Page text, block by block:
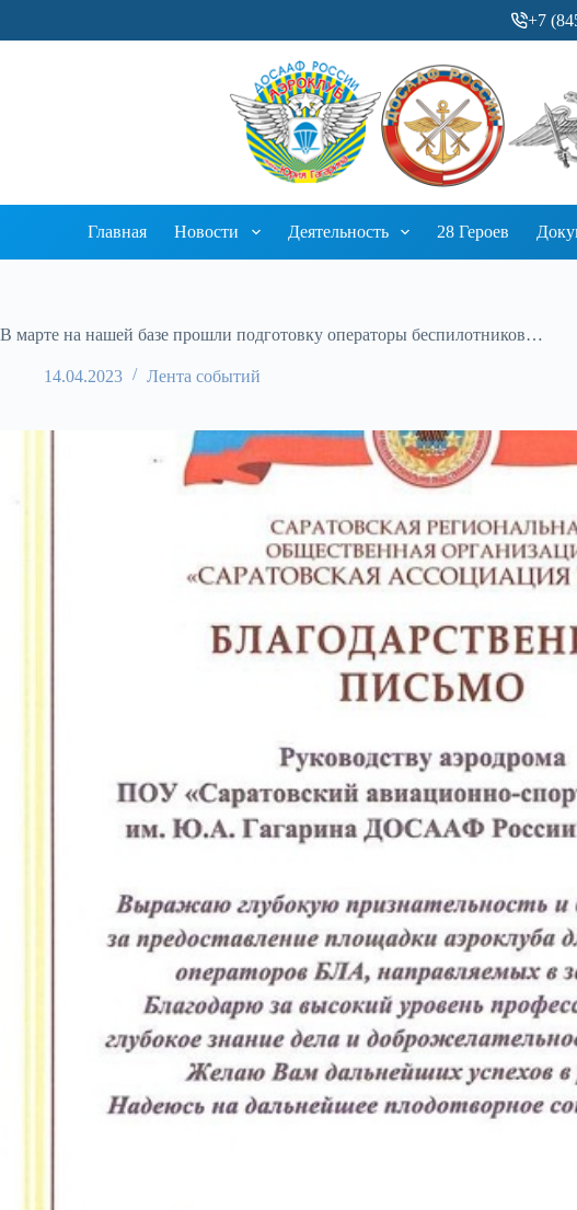
+7
Главная Новости Деятельность 28 Героев
В марте на нашей базе прошли подготовку операторы беспилотников…
14.04.2023 Лента событий